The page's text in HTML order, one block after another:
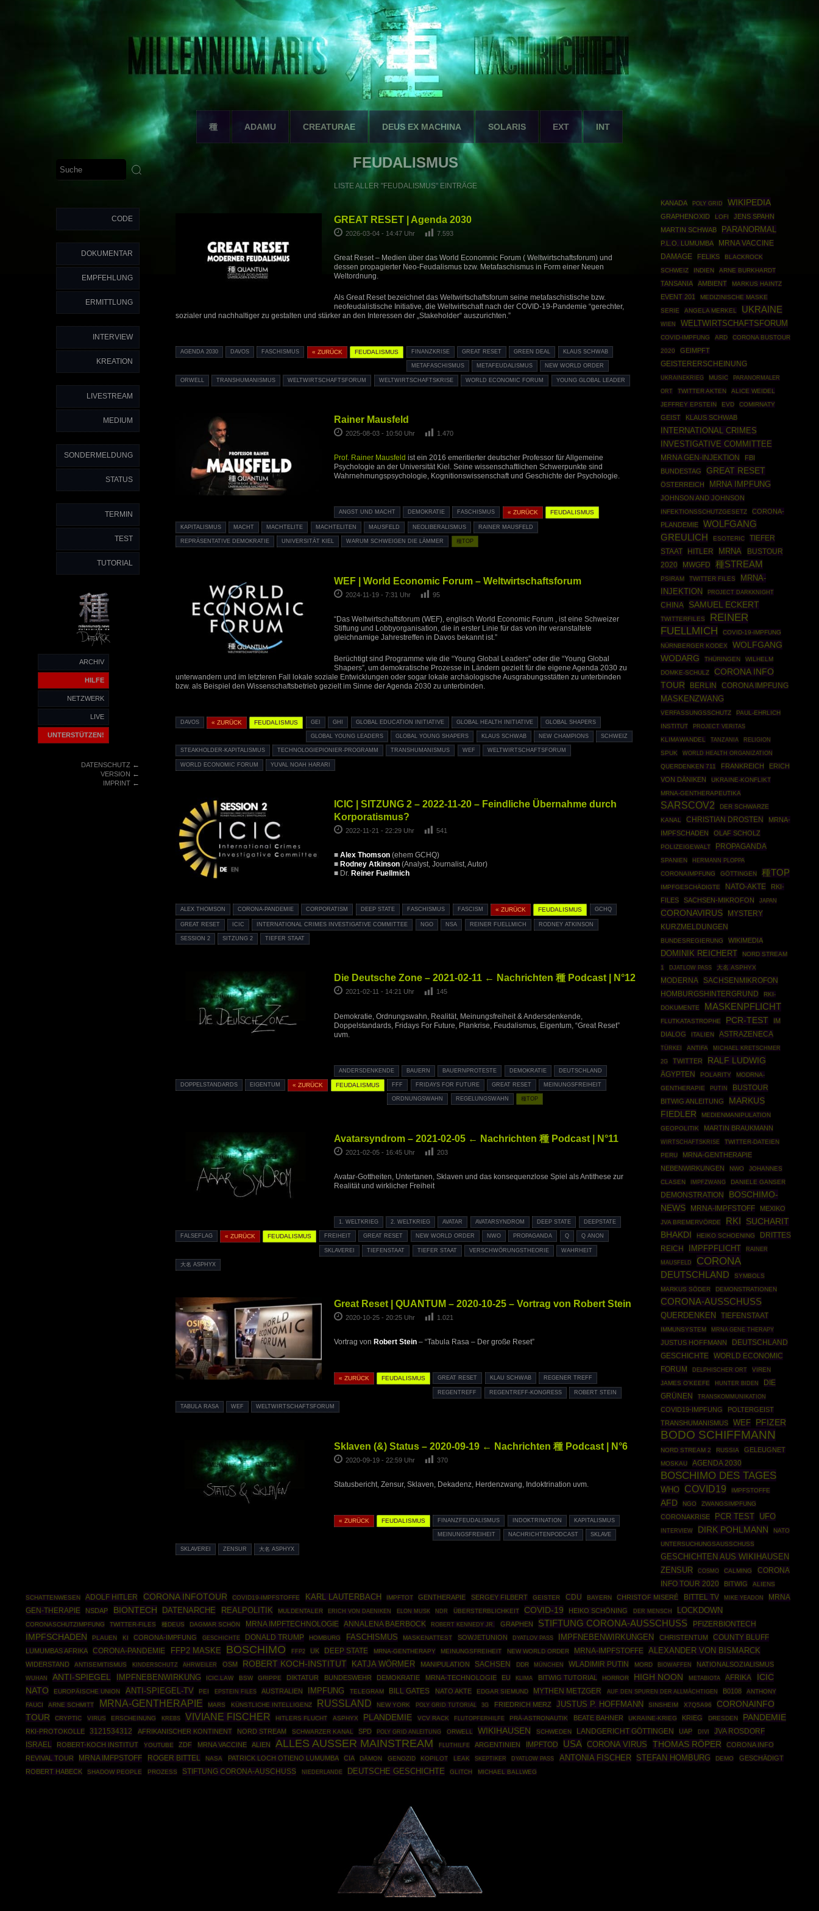
種 ADAMU CREATURAE DEUS EX MACHINA SOLARIS EXT INT
CODE
DOKUMENTAR
EMPFEHLUNG
ERMITTLUNG
INTERVIEW
KREATION
LIVESTREAM
MEDIUM
SONDERMELDUNG
STATUS
TERMIN
TEST
TUTORIAL
ARCHIV
HILFE
NETZWERK
LIVE
UNTERSTÜTZEN!
DATENSCHUTZ←
VERSION ←
IMPRINT←
FEUDALISMUS
LISTE ALLER "FEUDALISMUS" EINTRÄGE
GREAT RESET | Agenda 2030
2026-03-04 - 14:47 Uhr 7.593
Great Reset – Medien über das World Economnic Forum ( Weltwirtschaftsforum) und
dessen propagierter Neo-Feudalismus bzw. Metafaschismus in Form einer Neuen
Weltordnung.
Als Great Reset bezeichnet das Weltwirtschaftsforum seine metafaschistische bzw.
neofeudalistische Initiative, die Weltwirtschaft nach der COVID-19-Pandemie “gerechter,
sozialer und nachhaltiger zu gestalten und stärker an den Interessen der „Stakeholder“ auszurichten.”
AGENDA 2030 DAVOS FASCHISMUS « ZURÜCK FEUDALISMUS FINANZKRISE GREAT RESET GREEN DEAL KLAUS SCHWAB
METAFASCHISMUS METAFEUDALISMUS NEW WORLD ORDER
ORWELL TRANSHUMANISMUS WELTWIRTSCHAFTSFORUM WELTWIRTSCHAFTSKRISE WORLD ECONOMIC FORUM YOUNG GLOBAL LEADER
Rainer Mausfeld
2025-08-03 - 10:50 Uhr 1.470
Prof. Rainer Mausfeld ist ein 2016 emeritierter deutscher Professor für Allgemeine
Psychologie an der Universität Kiel. Seine wissenschaftlichen Schwerpunkte sind
Wahrnehmungspsychologie, Kognitionswissenschaft und Geschichte der Psychologie.
ANGST UND MACHT DEMOKRATIE FASCHISMUS « ZURÜCK FEUDALISMUS
KAPITALISMUS MACHT MACHTELITE MACHTELITEN MAUSFELD NEOLIBERALISMUS RAINER MAUSFELD
REPRÄSENTATIVE DEMOKRATIE UNIVERSITÄT KIEL WARUM SCHWEIGEN DIE LÄMMER 種TOP
WEF | World Economic Forum – Weltwirtschaftsforum
2024-11-19 - 7:31 Uhr 95
“Das Weltwirtschaftsforum (WEF), englisch World Economic Forum , ist eine Schweizer
Stiftung und Lobbyorganisation, die in erster Linie für das von ihr veranstaltete
gleichnamige Jahrestreffen in Davos bekannt ist.”
Berüchtigt sind Programme wie die “Young Global Leaders” oder die “Young Global
Shapers”, um demokratische Prozesse in Ländern gezielt für die eigene Agenda 2030 zu
unterwandern und im letzteren Fall lokale soziale Entwicklungen oder sogar lokale archäologische Ausgrabungsstätten zu unterbinden
bzw. als Beispiel den Wissenschaftsbetrieb gezielt im Sinne der Agenda 2030 zu unterbinden.
DAVOS « ZURÜCK FEUDALISMUS GEI GHI GLOBAL EDUCATION INITIATIVE GLOBAL HEALTH INITIATIVE GLOBAL SHAPERS
GLOBAL YOUNG LEADERS GLOBAL YOUNG SHAPERS KLAUS SCHWAB NEW CHAMPIONS SCHWEIZ
STEAKHOLDER-KAPITALISMUS TECHNOLOGIEPIONIER-PROGRAMM TRANSHUMANISMUS WEF WELTWIRTSCHAFTSFORUM
WORLD ECONOMIC FORUM YUVAL NOAH HARARI
ICIC | SITZUNG 2 – 2022-11-20 – Feindliche Übernahme durch
Korporatismus?
2022-11-21 - 22:29 Uhr 541
■ Alex Thomson(ehem GCHQ)
■ Rodney Atkinson(Analyst, Journalist, Autor)
■ Dr. Reiner Fuellmich
ALEX THOMSON CORONA-PANDEMIE CORPORATISM DEEP STATE FASCHISMUS FASCISM « ZURÜCK FEUDALISMUS GCHQ
GREAT RESET ICIC INTERNATIONAL CRIMES INVESTIGATIVE COMMITTEE NGO NSA REINER FUELLMICH RODNEY ATKINSON
SESSION 2 SITZUNG 2 TIEFER STAAT
Die Deutsche Zone – 2021-02-11 ← Nachrichten 種 Podcast | N°12
2021-02-11 - 14:21 Uhr 145
Demokratie, Ordnungswahn, Realität, Meinungsfreiheit & Andersdenkende,
Doppelstandards, Fridays For Future, Plankrise, Feudalismus, Eigentum, “Great Reset”
uvm.
ANDERSDENKENDE BAUERN BAUERNPROTESTE DEMOKRATIE DEUTSCHLAND
DOPPELSTANDARDS EIGENTUM « ZURÜCK FEUDALISMUS FFF FRIDAYS FOR FUTURE GREAT RESET MEINUNGSFREIHEIT
ORDNUNGSWAHN REGELUNGSWAHN 種TOP
Avatarsyndrom – 2021-02-05 ← Nachrichten 種 Podcast | N°11
2021-02-05 - 16:45 Uhr 203
Avatar-Gottheiten, Untertanen, Sklaven und das konsequenzlose Spiel als Antithese zur
Realität und wirklicher Freiheit
1. WELTKRIEG 2. WELTKRIEG AVATAR AVATARSYNDROM DEEP STATE DEEPSTATE
FALSEFLAG « ZURÜCK FEUDALISMUS FREIHEIT GREAT RESET NEW WORLD ORDER NWO PROPAGANDA Q Q ANON
SKLAVEREI TIEFENSTAAT TIEFER STAAT VERSCHWÖRUNGSTHEORIE WAHRHEIT
大名 ASPHYX
Great Reset | QUANTUM – 2020-10-25 – Vortrag von Robert Stein
2020-10-25 - 20:25 Uhr 1.021
Vortrag von Robert Stein– “Tabula Rasa – Der große Reset”
« ZURÜCK FEUDALISMUS GREAT RESET KLAU SCHWAB REGENER TREFF
REGENTREFF REGENTREFF-KONGRESS ROBERT STEIN
TABULA RASA WEF WELTWIRTSCHAFTSFORUM
Sklaven (&) Status – 2020-09-19 ← Nachrichten 種 Podcast | N°6
2020-09-19 - 22:59 Uhr 370
Statusbericht, Zensur, Sklaven, Dekadenz, Herdenzwang, Indoktrination uvm.
« ZURÜCK FEUDALISMUS FINANZFEUDALISMUS INDOKTRINATION KAPITALISMUS
MEINUNGSFREIHEIT NACHRICHTENPODCAST SKLAVE
SKLAVEREI ZENSUR 大名 ASPHYX
KANADA POLY GRID WIKIPEDIA
GRAPHENOXID LOFI
JENS SPAHN
MARTIN SCHWAB
PARANORMAL
P.L.O. LUMUMBA
MRNA VACCINE
DAMAGE
FELIKS
BLACKROCK
SCHWEIZ
INDIEN ARNE BURKHARDT
TANSANIA AMBIENT MARKUS HAINTZ
EVENT 201
MEDIZINISCHE MASKE
SERIE
ANGELA MERKEL UKRAINE
WIEN WELTWIRTSCHAFTSFORUM
COVID-IMPFUNG ARD
CORONA BUSTOUR
2020
GEIMPFT
GEISTERERSCHEINUNG
UKRAINEKRIEG MUSIC PARANORMALER
ORT TWITTER AKTEN
ALICE WEIDEL
JEFFREY EPSTEIN
EVD COMIRNATY
GEIST KLAUS SCHWAB
INTERNATIONAL CRIMES
INVESTIGATIVE COMMITTEE
MRNA GEN-INJEKTION
FBI
BUNDESTAG
GREAT RESET
ÖSTERREICH MRNA IMPFUNG
JOHNSON AND JOHNSON
INFEKTIONSSCHUTZGESETZ
CORONA-
PLANDEMIE
WOLFGANG
GREULICH
ESOTERIC
TIEFER
STAAT
HITLER MRNA
BUSTOUR
2020
MWGFD 種STREAM
PSIRAM TWITTER FILES
MRNA-
INJEKTION
PROJECT DARKKNIGHT
CHINA SAMUEL ECKERT
TWITTERFILES
REINER
FUELLMICH
COVID-19-IMPFUNG
NÜRNBERGER KODEX
WOLFGANG
WODARG
THÜRINGEN
WILHELM
DOMKE-SCHULZ
CORONA INFO
TOUR
BERLIN CORONA IMPFUNG
MASKENZWANG
VERFASSUNGSSCHUTZ
PAUL-EHRLICH
INSTITUT
PROJECT VERITAS
KLIMAWANDEL TANZANIA RELIGION
SPUK
WORLD HEALTH ORGANIZATION
QUERDENKEN 711
FRANKREICH
ERICH
VON DÄNIKEN
UKRAINE-KONFLIKT
MRNA-GENTHERAPEUTIKA
SARSCOV2
DER SCHWARZE
KANAL
CHRISTIAN DROSTEN
MRNA-
IMPFSCHADEN
OLAF SCHOLZ
POLIZEIGEWALT PROPAGANDA
SPANIEN
HERMANN PLOPPA
CORONAIMPFUNG
GÖTTINGEN 種TOP
IMPFGESCHÄDIGTE NATO-AKTE
RKI-
FILES
SACHSEN-MIKROFON JAPAN
CORONAVIRUS
MYSTERY
KURZMELDUNGEN
BUNDESREGIERUNG WIKIMEDIA
DOMINIK REICHERT
NORD STREAM
1
DJATLOW PASS 大名 ASPHYX
MODERNA
SACHSENMIKROFON
HOMBURGSHINTERGRUND
RKI-
DOKUMENTE
MASKENPFLICHT
FLUTKATASTROPHE PCR-TEST
IM
DIALOG
ITALIEN ASTRAZENECA
TÜRKEI ANTIFA MICHAEL KRETSCHMER
2G TWITTER RALF LUDWIG
ÄGYPTEN POLARITY
MODRNA-
GENTHERAPIE
PUTIN BUSTOUR
BITWIG ANLEITUNG
MARKUS
FIEDLER
MEDIENMANIPULATION
GEOPOLITIK
MARTIN BRAUKMANN
WIRTSCHAFTSKRISE
TWITTER-DATEIEN
PERU
MRNA-GENTHERAPIE
NEBENWIRKUNGEN
NWO
JOHANNES
CLASEN
IMPFZWANG DANIELE GANSER
DEMONSTRATION
BOSCHIMO-
NEWS
MRNA-IMPFSTOFF MEXIKO
JVA BREMERVÖRDE RKI
SUCHARIT
BHAKDI
HEIKO SCHOENING
DRITTES
REICH
IMPFPFLICHT
RAINER
MAUSFELD
CORONA
DEUTSCHLAND
SYMBOLS
MARKUS SÖDER
DEMONSTRATIONEN
CORONA-AUSSCHUSS
QUERDENKEN TIEFENSTAAT
IMMUNSYSTEM MRNA GENE THERAPY
JUSTUS HOFFMANN
DEUTSCHLAND
GESCHICHTE
WORLD ECONOMIC
FORUM
DELPHISCHER ORT
VIREN
JAMES O'KEEFE
HUNTER BIDEN
DIE
GRÜNEN
TRANSKOMMUNIKATION
COVID19-IMPFUNG
POLTERGEIST
TRANSHUMANISMUS
WEF PFIZER
BODO SCHIFFMANN
NORD STREAM 2 RUSSIA GELEUGNET
MOSKAU AGENDA 2030
BOSCHIMO DES TAGES
WHO COVID19 IMPFSTOFFE
AFD NGO ZWANGSIMPFUNG
CORONAKRISE PCR TEST UFO
INTERVIEW DIRK POHLMANN
NATO
UNTERSUCHUNGSAUSSCHUSS
GESCHICHTEN AUS WIKIHAUSEN
ZENSUR
COSMO CALMING
CORONA
INFO TOUR 2020
BITWIG
ALIENS
SCHATTENWESEN
ADOLF HITLER CORONA INFOTOUR COVID19-IMPFSTOFFE KARL LAUTERBACH IMPFTOT GENTHERAPIE SERGEY FILBERT GEISTER CDU BAYERN CHRISTOF MISERÉ BITTEL TV MIKE YEADON
MRNA
GEN-THERAPIE
NSDAP BIONTECH DATENARCHE REALPOLITIK MULDENTALER ERICH VON DAENIKEN ELON MUSK NDR ÜBERSTERBLICHKEIT COVID-19 HEIKO SCHÖNING DER MENSCH LOCKDOWN
CORONASCHUTZIMPFUNG TWITTER-FILES 種DEUS DAGMAR SCHÖN MRNA IMPFTECHNOLOGIE ANNALENA BAERBOCK ROBERT KENNEDY JR. GRAPHEN STIFTUNG CORONA-AUSSCHUSS PFIZERBIONTECH
IMPFSCHADEN PLAUEN KI CORONA-IMPFUNG GESCHICHTE DONALD TRUMP HOMBURG FASCHISMUS MASKENATTEST SOWJETUNION DYATLOV PASS IMPFNEBENWIRKUNGEN CHRISTENTUM COUNTY BLUFF
LUMUMBAS AFRIKA CORONA-PANDEMIE FFP2 MASKE BOSCHIMO FFP2 UK DEEP STATE MRNA-GENTHERAPY MEINUNGSFREIHEIT NEW WORLD ORDER MRNA-IMPFSTOFFE ALEXANDER VON BISMARCK
WIDERSTAND ANTISEMITISMUS KINDERSCHUTZ AHRWEILER OSM ROBERT KOCH-INSTITUT KATJA WÖRMER MANIPULATION SACHSEN DDR MÜNCHEN WLADIMIR PUTIN MORD BIOWAFFEN NATIONALSOZIALISMUS
WUHAN ANTI-SPIEGEL IMPFNEBENWIRKUNG ICIC.LAW BSW GRIPPE DIKTATUR BUNDESWEHR DEMOKRATIE MRNA-TECHNOLOGIE EU KLIMA BITWIG TUTORIAL HORROR HIGH NOON METABIOTA AFRIKA
ICIC
NATO
EUROPÄISCHE UNION ANTI-SPIEGEL-TV PEI EPSTEIN FILES AUSTRALIEN IMPFUNG TELEGRAM BILL GATES NATO AKTE EDGAR SIEMUND MYTHEN METZGER AUF DEN SPUREN DER ALLMÄCHTIGEN B0108
ANTHONY
FAUCI
ARNE SCHMITT MRNA-GENTHERAPIE MARS KÜNSTLICHE INTELLIGENZ RUSSLAND NEW YORK POLY GRID TUTORIAL 3G FRIEDRICH MERZ JUSTUS P. HOFFMANN SINSHEIM X7Q5A96
CORONAINFO
TOUR
CRYPTIC VIRUS ERSCHEINUNG KREBS VIVIANE FISCHER HITLERS FLUCHT ASPHYX PLANDEMIE VCV RACK FLUTOPFERHILFE PRÄ-ASTRONAUTIK BEATE BAHNER UKRAINE-KRIEG KRIEG DRESDEN PANDEMIE
RKI-PROTOKOLLE 3121534312 AFRIKANISCHER KONTINENT NORD STREAM SCHWARZER KANAL SPD POLY GRID ANLEITUNG ORWELL WIKIHAUSEN SCHWEDEN LANDGERICHT GÖTTINGEN UAP DIVI
JVA ROSDORF
ISRAEL
ROBERT-KOCH INSTITUT YOUTUBE ZDF MRNA VACCINE ALIEN ALLES AUSSER MAINSTREAM FLUTHILFE ARGENTINIEN IMPFTOD USA CORONA VIRUS THOMAS RÖPER
CORONA INFO
REVIVAL TOUR
MRNA IMFPSTOFF ROGER BITTEL NASA PATRICK LOCH OTIENO LUMUMBA CIA DÄMON GENOZID KOPILOT LEAK SKEPTIKER DYATLOW PASS ANTONIA FISCHER STEFAN HOMBURG DEMO
GESCHÄDIGT
ROBERT HABECK
SHADOW PEOPLE PROZESS STIFTUNG CORONA-AUSCHUSS NIEDERLANDE DEUTSCHE GESCHICHTE GLITCH MICHAEL BALLWEG
Powered By :